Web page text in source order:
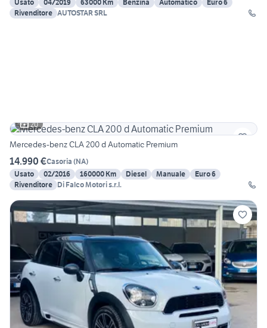
Usato
04/2019 63000 Km Benzina Automatico
Euro 6
Rivenditore AUTOSTAR SRL
20
Mercedes-benz CLA 200 d Automatic Premium
14.990 €Casoria (NA)
Usato
02/2016 160000 Km Diesel Manuale
Euro 6
Rivenditore Di Falco Motori s.r.l.